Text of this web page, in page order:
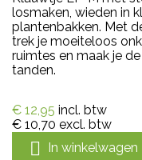
losmaken, wieden in
plantenbakken. Met
trek je moeiteloos
ruimtes en maak je
tanden.
€ 12,95 incl. btw
€ 10,70 excl. btw
 In winkelwagen